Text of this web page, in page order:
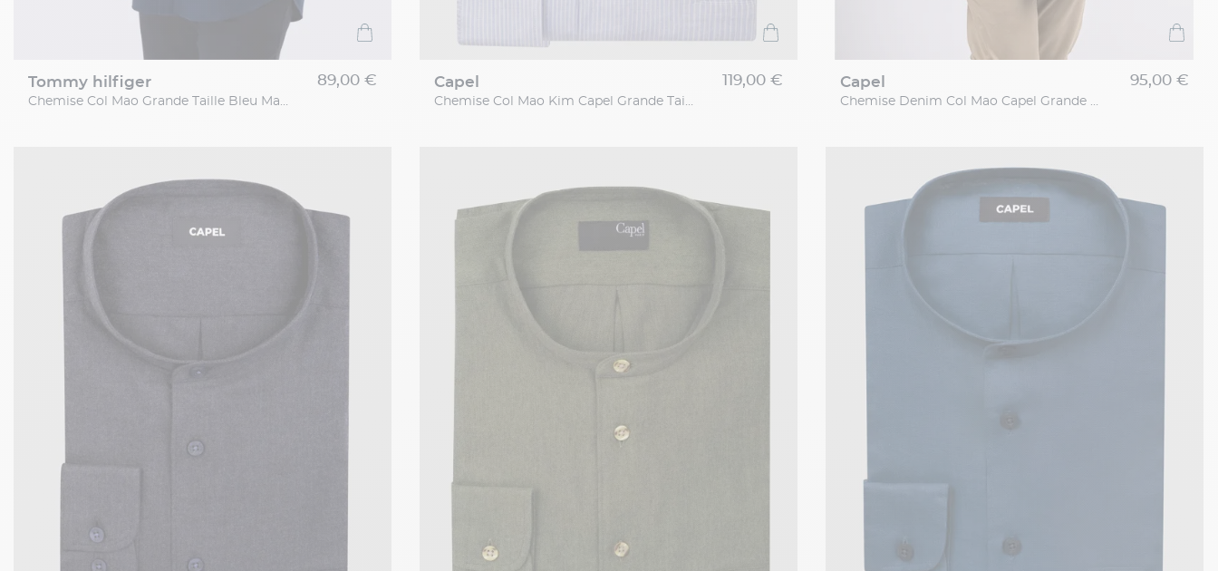
tommy hilfiger 89,00 € capel 119,00 € capel 95,00 €